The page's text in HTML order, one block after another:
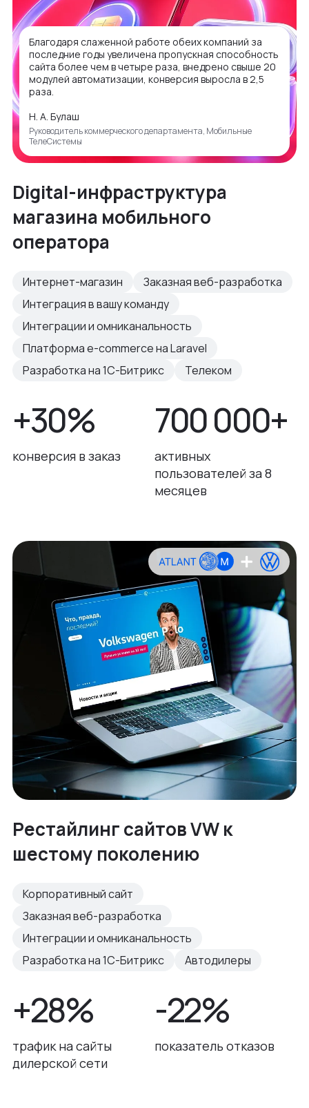
Благодаря слаженной работе обеих компаний за
последние годы увеличена пропускная способность
сайта более чем в четыре раза, внедрено свыше 20
модулей автоматизации, конверсия выросла в 2,5
раза.
Н. А. Булаш
Руководитель коммерческого департамента, Мобильные
ТелеСистемы
Digital-инфраструктура
магазина мобильного
оператора
Интернет-магазин
Заказная веб-разработка
Интеграция в вашу команду
Интеграции и омниканальность
Платформа e-commerce на Laravel
Разработка на 1С-Битрикс
Телеком
+30%
конверсия в заказ
700 000+
активных
пользователей за 8
месяцев
Рестайлинг сайтов VW к
шестому поколению
Корпоративный сайт
Заказная веб-разработка
Интеграции и омниканальность
Разработка на 1С-Битрикс
Автодилеры
+28%
трафик на сайты
дилерской сети
-22%
показатель отказов